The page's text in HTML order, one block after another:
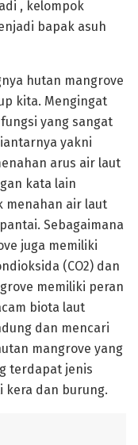
, kelompok
bapak asuh
hutan mangrove
kita. Mengingat
yang sangat
yakni
arus air laut
kata lain
menahan air laut
Sebagaimana
juga memiliki
(CO2) dan
memiliki peran
biota laut
dan mencari
mangrove yang
terdapat jenis
kera dan burung.